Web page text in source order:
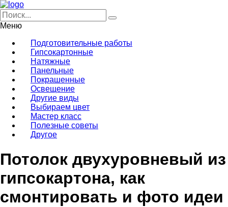
Меню
Подготовительные работы
Гипсокартонные
Натяжные
Панельные
Покрашенные
Освещение
Другие виды
Выбираем цвет
Мастер класс
Полезные советы
Другое
Потолок двухуровневый из
гипсокартона, как
смонтировать и фото идеи